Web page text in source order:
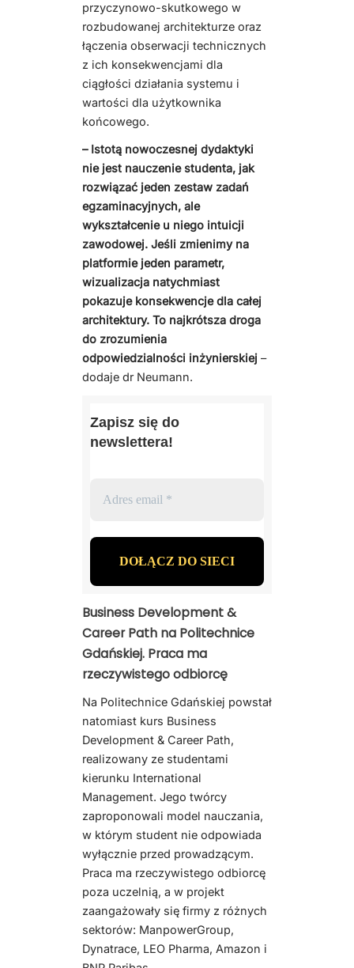
przyczynowo-skutkowego w
rozbudowanej architekturze oraz
łączenia obserwacji technicznych
z ich konsekwencjami dla
ciągłości działania systemu i
wartości dla użytkownika
końcowego.
– Istotą nowoczesnej dydaktyki
nie jest nauczenie studenta, jak
rozwiązać jeden zestaw zadań
egzaminacyjnych, ale
wykształcenie u niego intuicji
zawodowej. Jeśli zmienimy na
platformie jeden parametr,
wizualizacja natychmiast
pokazuje konsekwencje dla całej
architektury. To najkrótsza droga
do zrozumienia
odpowiedzialności inżynierskiej –
dodaje dr Neumann.
Zapisz się do
newslettera!
Business Development &
Career Path na Politechnice
Gdańskiej. Praca ma
rzeczywistego odbiorcę
Na Politechnice Gdańskiej powstał
natomiast kurs Business
Development & Career Path,
realizowany ze studentami
kierunku International
Management. Jego twórcy
zaproponowali model nauczania,
w którym student nie odpowiada
wyłącznie przed prowadzącym.
Praca ma rzeczywistego odbiorcę
poza uczelnią, a w projekt
zaangażowały się firmy z różnych
sektorów: ManpowerGroup,
Dynatrace, LEO Pharma, Amazon i